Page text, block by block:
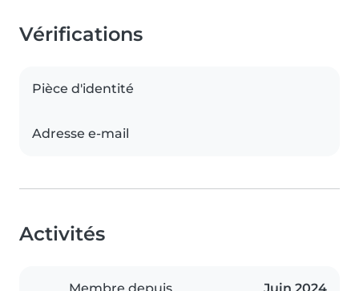
Vérifications
Pièce d'identité
Adresse e-mail
Activités